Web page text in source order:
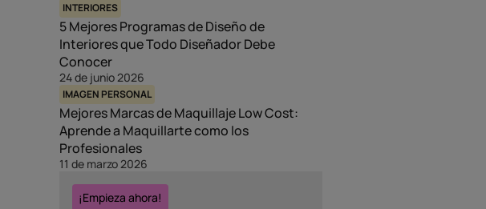
INTERIORES
5 Mejores Programas de Diseño de
Interiores que Todo Diseñador Debe
Conocer
24 de junio 2026
IMAGEN PERSONAL
Mejores Marcas de Maquillaje Low Cost:
Aprende a Maquillarte como los
Profesionales
11 de marzo 2026
¡Empieza ahora!